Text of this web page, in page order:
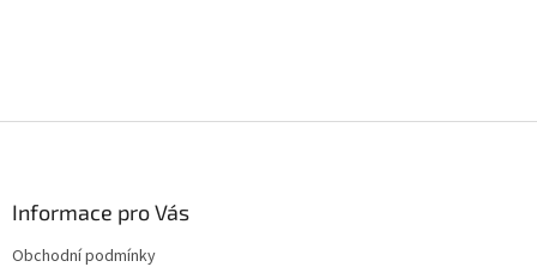
Informace pro Vás
Obchodní podmínky